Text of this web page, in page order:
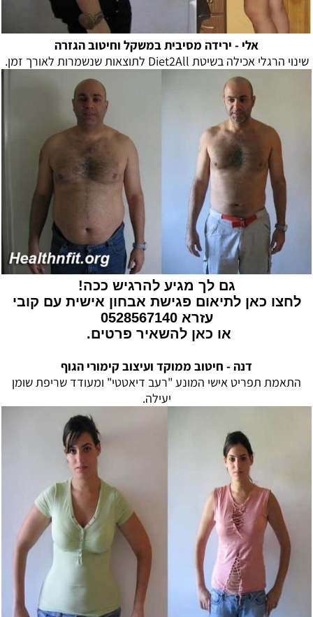
אלי - ירידה מסיבית במשקל וחיטוב הגזרה
שינוי הרגלי אכילה בשיטת Diet2All לתוצאות שנשמרות לאורך זמן.
גם לך מגיע להרגיש ככה!
לחצו כאן לתיאום פגישת אבחון אישית עם קובי
עזרא0528567140
או כאן להשאיר פרטים.
דנה - חיטוב ממוקד ועיצוב קימורי הגוף
התאמת תפריט אישי המונע "רעב דיאטטי" ומעודד שריפת שומן
יעילה.